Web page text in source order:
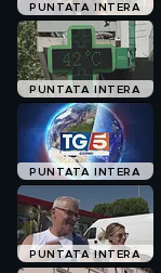
PUNTATA INTERA
PUNTATA INTERA
PUNTATA INTERA
PUNTATA INTERA